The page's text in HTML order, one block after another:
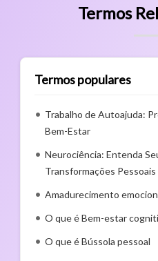
Termos
Termos populares
Trabalho de Autoajuda:
Bem-Estar
Neurociência: Entenda
Transformações Pessoais
Amadurecimento
O que é Bem-estar
O que é Bússola pessoal